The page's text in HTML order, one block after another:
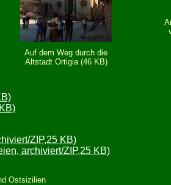
Auf dem Weg durch die
Altstadt Ortigia (46 KB)
ZIP,25 KB)
archiviert/ZIP,25 KB)
Ostsizilien